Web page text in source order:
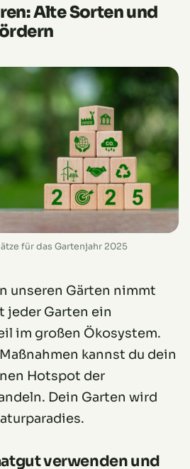
Alte Sorten und
für das Gartenjahr 2025
unseren Gärten nimmt
jeder Garten ein
im großen Ökosystem.
kannst du dein
Hotspot der
Dein Garten wird
verwenden und